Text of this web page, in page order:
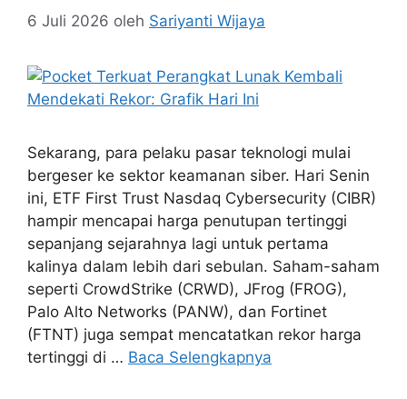
6 Juli 2026 oleh Sariyanti Wijaya
Sekarang, para pelaku pasar teknologi mulai
bergeser ke sektor keamanan siber. Hari Senin
ini, ETF First Trust Nasdaq Cybersecurity (CIBR)
hampir mencapai harga penutupan tertinggi
sepanjang sejarahnya lagi untuk pertama
kalinya dalam lebih dari sebulan. Saham-saham
seperti CrowdStrike (CRWD), JFrog (FROG),
Palo Alto Networks (PANW), dan Fortinet
(FTNT) juga sempat mencatatkan rekor harga
tertinggi di … Baca Selengkapnya